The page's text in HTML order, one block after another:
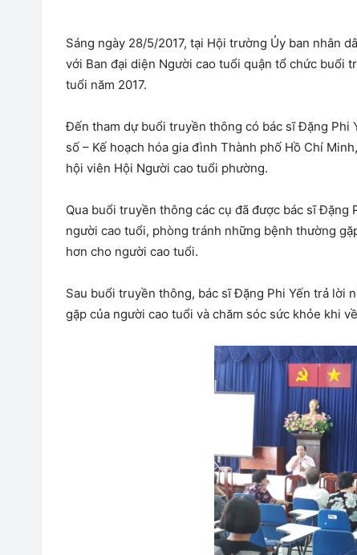
Sáng ngày 28/5/2017, tại Hội trường Ủy ban nhân
với Ban đại diện Người cao tuổi quận tổ chức buổi
tuổi năm 2017.
Đến tham dự buổi truyền thông có bác sĩ Đặng Phi
số – Kế hoạch hóa gia đình Thành phố Hồ Chí
hội viên Hội Người cao tuổi phường.
Qua buổi truyền thông các cụ đã được bác sĩ
người cao tuổi, phòng tránh những bệnh thường
hơn cho người cao tuổi.
Sau buổi truyền thông, bác sĩ Đặng Phi Yến trả lời
gặp của người cao tuổi và chăm sóc sức khỏe khi